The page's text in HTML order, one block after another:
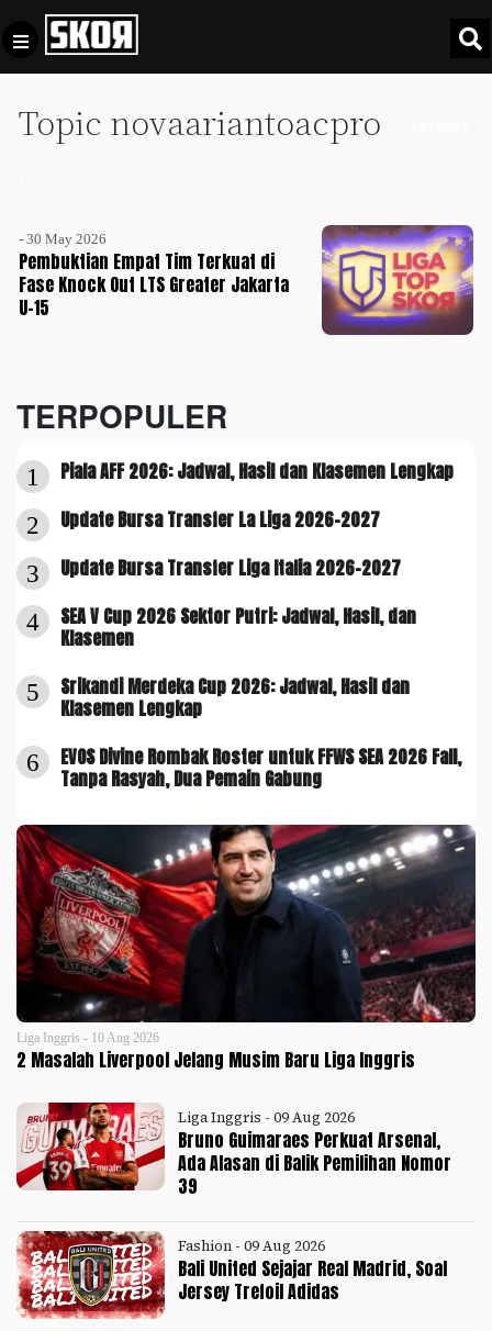
Topic novaariantoacpro
- 30 May 2026
Pembuktian Empat Tim Terkuat di
Fase Knock Out LTS Greater Jakarta
U-15
TERPOPULER
1 Piala AFF 2026: Jadwal, Hasil dan Klasemen Lengkap
2 Update Bursa Transfer La Liga 2026-2027
3 Update Bursa Transfer Liga Italia 2026-2027
4
SEA V Cup 2026 Sektor Putri: Jadwal, Hasil, dan
Klasemen
5
Srikandi Merdeka Cup 2026: Jadwal, Hasil dan
Klasemen Lengkap
6
EVOS Divine Rombak Roster untuk FFWS SEA 2026 Fall,
Tanpa Rasyah, Dua Pemain Gabung
Liga Inggris - 10 Aug 2026
2 Masalah Liverpool Jelang Musim Baru Liga Inggris
Liga Inggris - 09 Aug 2026
Bruno Guimaraes Perkuat Arsenal,
Ada Alasan di Balik Pemilihan Nomor
39
Fashion - 09 Aug 2026
Bali United Sejajar Real Madrid, Soal
Jersey Trefoil Adidas
Football +
Sports
Update
+
SKOR
Video
Privacy
Media
Siber
Disclaimer